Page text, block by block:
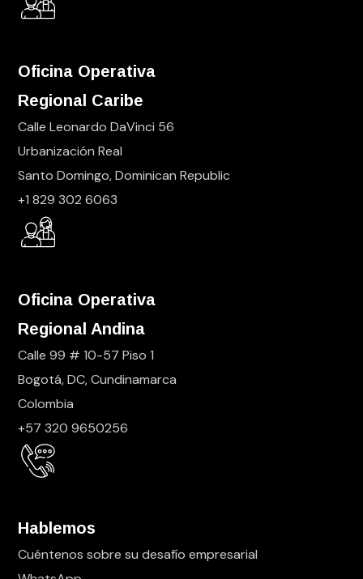
Oficina Operativa
Regional Caribe
Calle Leonardo DaVinci 56
Urbanización Real
Santo Domingo, Dominican Republic
+1 829 302 6063
Oficina Operativa
Regional Andina
Calle 99 # 10-57 Piso 1
Bogotá, DC, Cundinamarca
Colombia
+57 320 9650256
Hablemos
Cuéntenos sobre su desafío empresarial